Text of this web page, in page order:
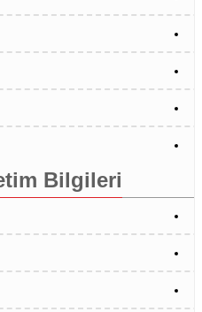
Bilgileri